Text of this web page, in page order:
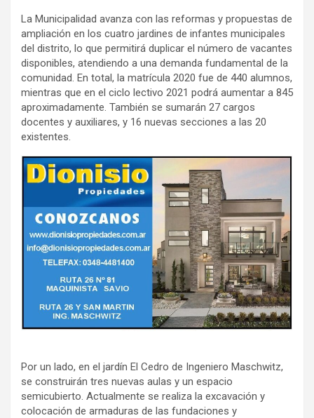
La Municipalidad avanza con las reformas y propuestas de
ampliación en los cuatro jardines de infantes municipales
del distrito, lo que permitirá duplicar el número de vacantes
disponibles, atendiendo a una demanda fundamental de la
comunidad. En total, la matrícula 2020 fue de 440 alumnos,
mientras que en el ciclo lectivo 2021 podrá aumentar a 845
aproximadamente. También se sumarán 27 cargos
docentes y auxiliares, y 16 nuevas secciones a las 20
existentes.
Por un lado, en el jardín El Cedro de Ingeniero Maschwitz,
se construirán tres nuevas aulas y un espacio
semicubierto. Actualmente se realiza la excavación y
colocación de armaduras de las fundaciones y